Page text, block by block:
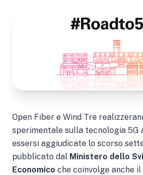
Open Fiber e Wind Tre
sperimentale sulla tecnologia 5G a
essersi aggiudicate lo scorso
pubblicato dal Ministero dello
Economico che coinvolge anche